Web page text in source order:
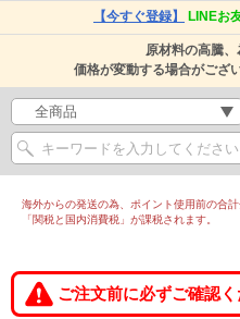
【今すぐ登録】 LINEお
原材料の高騰
価格が変動する場合がござ
海外からの発送の為、ポイント使用前の合
「関税と国内消費税」が課税されます。
ご注文前に必ずご確認